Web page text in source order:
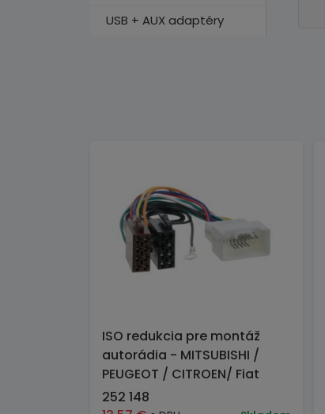
USB + AUX adaptéry
ISO redukcia pre montáž
autorádia - MITSUBISHI /
PEUGEOT / CITROEN/ Fiat
252 148